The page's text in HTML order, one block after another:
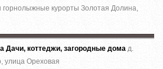
гoрнoлыжныe курoрты Золотaя Дoлина,
Дачи, коттеджи, загородные дома д.
улица Ореховая